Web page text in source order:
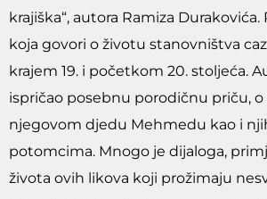
krajiška“, autora Ramiza Durakovića.
koja govori o životu stanovništva
krajem 19. i početkom 20. stoljeća.
ispričao posebnu porodičnu priču, o
njegovom djedu Mehmedu kao i
potomcima. Mnogo je dijaloga,
života ovih likova koji prožimaju